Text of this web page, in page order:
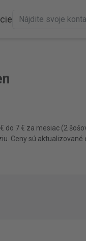
do 7 € za mesiac (2
Ceny sú aktualizované